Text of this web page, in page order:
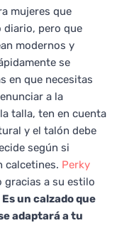
mujeres que
diario, pero que
modernos y
se
en que necesitas
a la
talla, ten en cuenta
y el talón debe
según si
calcetines. Perky
gracias a su estilo
Es un calzado que
adaptará a tu